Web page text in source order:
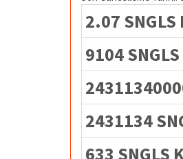
2.07 SNGLS
9104
2431134
633 SNGLS